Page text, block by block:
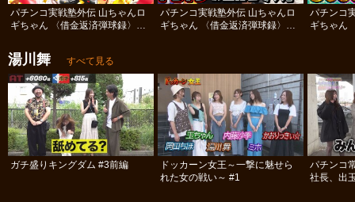
パチンコ実戦塾外伝 山ちゃんロ
ギちゃん 〈借金返済弾球録〉
パチンコ実戦塾外伝 山ちゃんロ
ギちゃん 〈借金返済弾球録〉
パチンコ
ギちゃん
湯川舞 すべて見る
ガチ盛りキングダム #3前編
ドッカーン女王～一撃に魅せら
れた女の戦い～ #1
パチンコ
社長、出